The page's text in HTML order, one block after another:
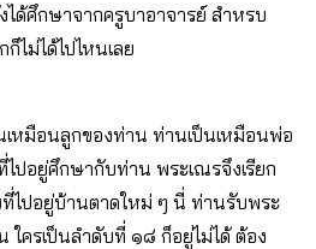
ได้ศึกษาจากครูบาอาจารย์ สำหรบ
ไม่ได้ไปไหนเลย
เหมือนลูกของท่าน ท่านเป็นเหมือนพ่อ
ปอยู่ศึกษากับท่าน พระเณรจึงเรียก
ไปอยู่บ้านตาดใหม่ ๆ นี่ ท่านรับพระ
ครเป็นลำดับที่ ๑๘ ก็อยู่ไม่ได้ ต้อง